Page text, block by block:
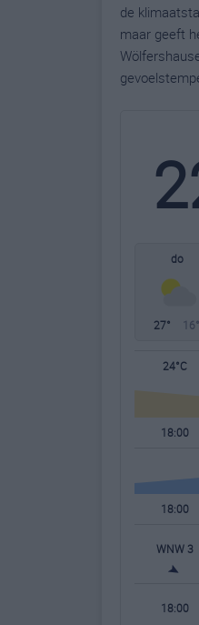
de
maar geeft
do
27° 16°
24°C
18:00
18:00
WNW 3
18:00